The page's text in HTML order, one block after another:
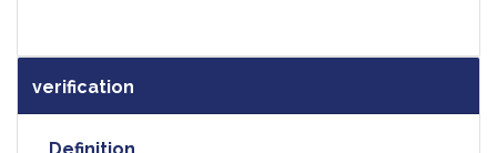
verification